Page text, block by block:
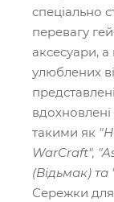
спеціально
перевагу
аксесуари, а
улюблених
такими як
WarCraft",
(Відьмак)
Сережки для